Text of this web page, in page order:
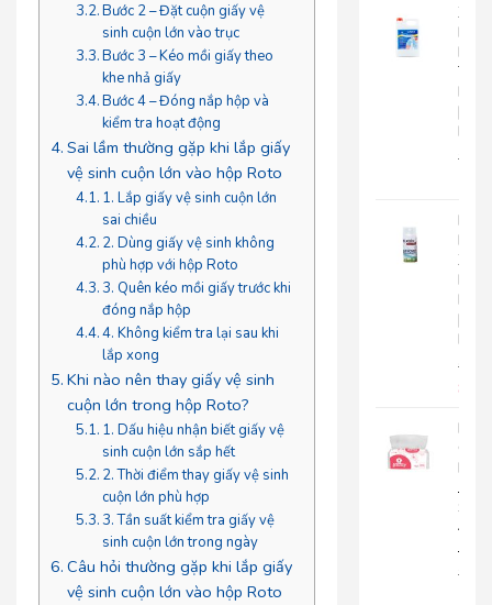
Bước 2 – Đặt cuộn giấy vệ
sinh cuộn lớn vào trục
Bước 3 – Kéo mồi giấy theo
khe nhả giấy
Bước 4 – Đóng nắp hộp và
kiểm tra hoạt động
Sai lầm thường gặp khi lắp giấy
vệ sinh cuộn lớn vào hộp Roto
1. Lắp giấy vệ sinh cuộn lớn
sai chiều
2. Dùng giấy vệ sinh không
phù hợp với hộp Roto
3. Quên kéo mồi giấy trước khi
đóng nắp hộp
4. Không kiểm tra lại sau khi
lắp xong
Khi nào nên thay giấy vệ sinh
cuộn lớn trong hộp Roto?
1. Dấu hiệu nhận biết giấy vệ
sinh cuộn lớn sắp hết
2. Thời điểm thay giấy vệ sinh
cuộn lớn phù hợp
3. Tần suất kiểm tra giấy vệ
sinh cuộn lớn trong ngày
Câu hỏi thường gặp khi lắp giấy
vệ sinh cuộn lớn vào hộp Roto
Xà
Rửa
Tay
|
RC500
Hoa
Xịt
|
RT300
Khăn
Giấy
Lụa
Silk
400|
JPS400